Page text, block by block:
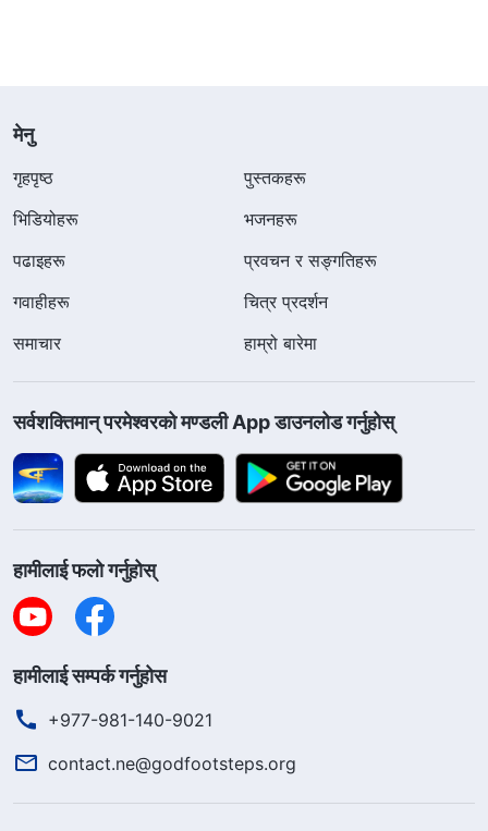
मेनु
गृहपृष्ठ
पुस्तकहरू
भिडियोहरू
भजनहरू
पढाइहरू
प्रवचन र सङ्गतिहरू
गवाहीहरू
चित्र प्रदर्शन
समाचार
हाम्रो बारेमा
सर्वशक्तिमान्‌ परमेश्‍वरको मण्डली App डाउनलोड गर्नुहोस्
हामीलाई फलो गर्नुहोस्
हामीलाई सम्पर्क गर्नुहोस
+977-981-140-9021
contact.ne@godfootsteps.org